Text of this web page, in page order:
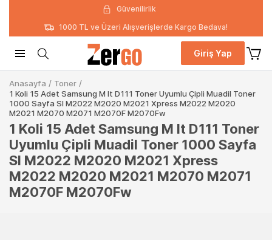
Güvenilirlik
1000 TL ve Üzeri Alışverişlerde Kargo Bedava!
Giriş Yap
Anasayfa / Toner /
1 Koli 15 Adet Samsung M lt D111 Toner Uyumlu Çipli Muadil Toner
1000 Sayfa Sl M2022 M2020 M2021 Xpress M2022 M2020
M2021 M2070 M2071 M2070F M2070Fw
1 Koli 15 Adet Samsung M lt D111 Toner
Uyumlu Çipli Muadil Toner 1000 Sayfa
Sl M2022 M2020 M2021 Xpress
M2022 M2020 M2021 M2070 M2071
M2070F M2070Fw